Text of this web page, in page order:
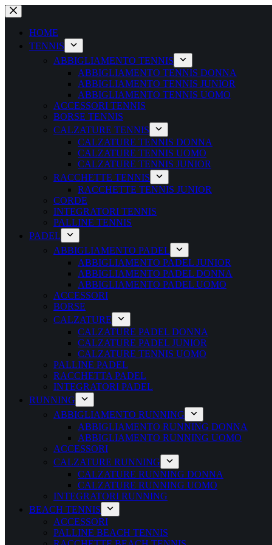
Salta
al
contenutoHOME
TENNIS
ABBIGLIAMENTO TENNIS
ABBIGLIAMENTO TENNIS DONNA
ABBIGLIAMENTO TENNIS JUNIOR
ABBIGLIAMENTO TENNIS UOMO
ACCESSORI TENNIS
BORSE TENNIS
CALZATURE TENNIS
CALZATURE TENNIS DONNA
CALZATURE TENNIS UOMO
CALZATURE TENNIS JUNIOR
RACCHETTE TENNIS
RACCHETTE TENNIS JUNIOR
CORDE
INTEGRATORI TENNIS
PALLINE TENNIS
PADEL
ABBIGLIAMENTO PADEL
ABBIGLIAMENTO PADEL JUNIOR
ABBIGLIAMENTO PADEL DONNA
ABBIGLIAMENTO PADEL UOMO
ACCESSORI
BORSE
CALZATURE
CALZATURE PADEL DONNA
CALZATURE PADEL JUNIOR
CALZATURE TENNIS UOMO
PALLINE PADEL
RACCHETTA PADEL
INTEGRATORI PADEL
RUNNING
ABBIGLIAMENTO RUNNING
ABBIGLIAMENTO RUNNING DONNA
ABBIGLIAMENTO RUNNING UOMO
ACCESSORI
CALZATURE RUNNING
CALZATURE RUNNING DONNA
CALZATURE RUNNING UOMO
INTEGRATORI RUNNING
BEACH TENNIS
ACCESSORI
PALLINE BEACH TENNIS